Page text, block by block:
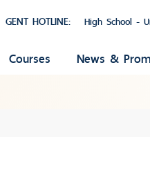
GENT HOTLINE: High School -
Courses News &